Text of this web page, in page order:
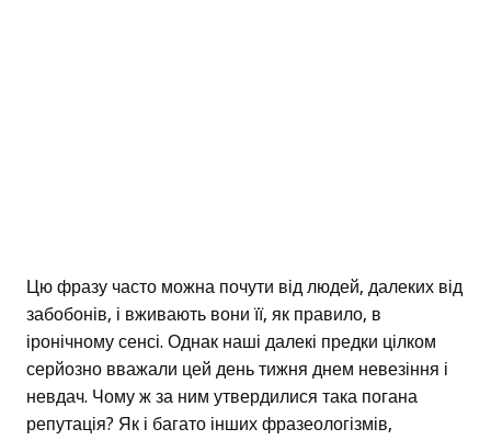
Цю фразу часто можна почути від людей, далеких від
забобонів, і вживають вони її, як правило, в
іронічному сенсі. Однак наші далекі предки цілком
серйозно вважали цей день тижня днем невезіння і
невдач. Чому ж за ним утвердилися така погана
репутація? Як і багато інших фразеологізмів,